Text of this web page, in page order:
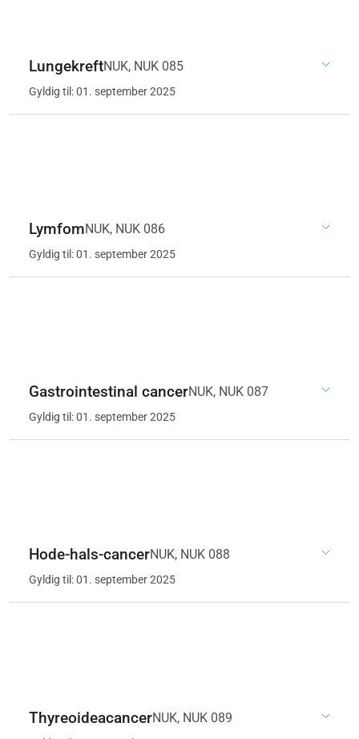
LungekreftNUK, NUK 085
Gyldig til: 01. september 2025
LymfomNUK, NUK 086
Gyldig til: 01. september 2025
Gastrointestinal cancerNUK, NUK 087
Gyldig til: 01. september 2025
Hode-hals-cancerNUK, NUK 088
Gyldig til: 01. september 2025
ThyreoideacancerNUK, NUK 089